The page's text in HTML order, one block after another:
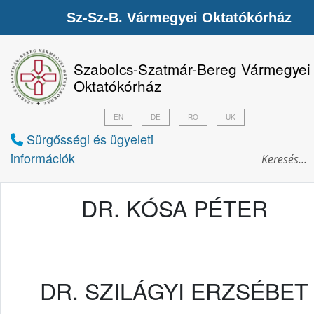
Szabolcs-Szatmár-Bereg Vármegyei
Oktatókórház
Sürgősségi és ügyeleti
információk
EN DE RO UK
DR. KÓSA PÉTER
DR. SZILÁGYI ERZSÉBET
Sz-Sz-B. Vármegyei Oktatókórház